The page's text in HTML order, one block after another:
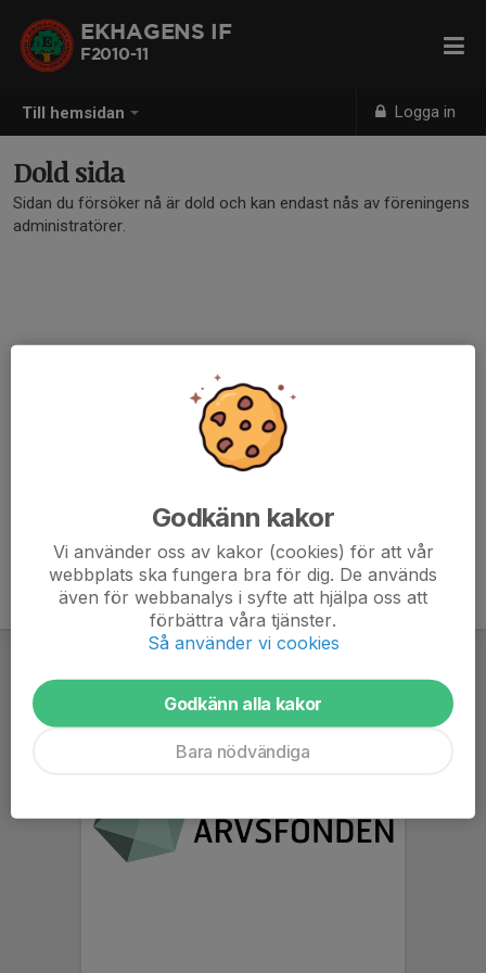
Till hemsidan Logga in
EKHAGENS IF
F2010-11
Dold sida
Sidan du försöker nå är dold och kan endast nås av föreningens
administratörer.
Godkänn kakor
Vi använder oss av kakor (cookies) för att vår
webbplats ska fungera bra för dig. De används
även för webbanalys i syfte att hjälpa oss att
förbättra våra tjänster.
Så använder vi cookies
Godkänn alla kakor
Bara nödvändiga